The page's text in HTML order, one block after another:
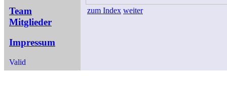
Team
Mitglieder
Impressum
zum Index weiter